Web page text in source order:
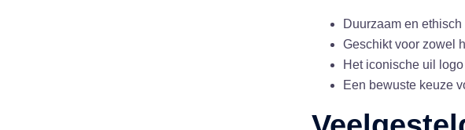
Duurzaam en
Geschikt voor zowel
Het iconische uil
Een bewuste keuze